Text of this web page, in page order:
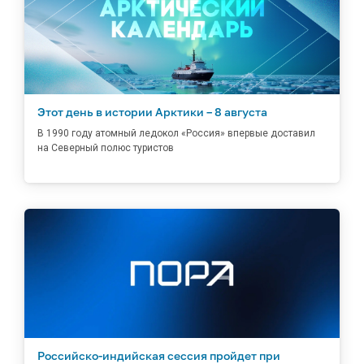
Этот день в истории Арктики – 8 августа
В 1990 году атомный ледокол «Россия» впервые доставил
на Северный полюс туристов
Российско-индийская сессия пройдет при